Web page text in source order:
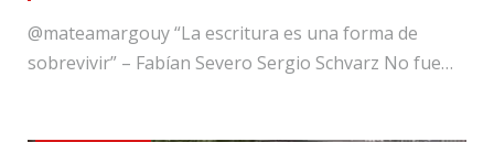
@mateamargouy “La escritura es una forma de
sobrevivir” – Fabían Severo Sergio Schvarz No fue…